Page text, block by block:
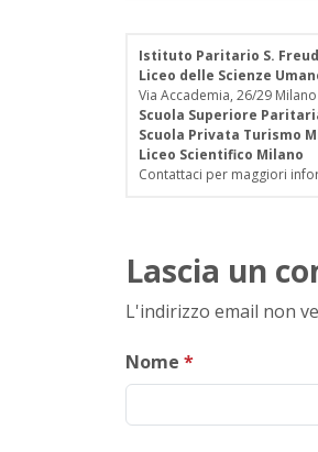
Istituto Paritario S.
Liceo delle Scienze
Via Accademia, 26/29
Scuola Superiore
Scuola Privata Turismo
Liceo Scientifico Milano
Contattaci per maggiori
Lascia un
L'indirizzo email non
Nome *